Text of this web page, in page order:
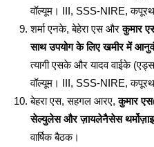
वॉल्यूम। III, SSS-NIRE,
शर्मा एनके, बेहेरा एस औरकुमार
साथ उपयोग के लिए खमीर में
त्यागी एसके और यादव वाईके
वॉल्यूम। III, SSS-NIRE,
बेहरा एस, सहगल आरए, कुमार एस
सेल्युलेस और ज़ायलेनैसेस थर्मोज़ाइम
वार्षिक बैठक।